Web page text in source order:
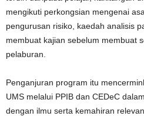
mengikuti perkongsian mengenai
pengurusan risiko, kaedah analisis
membuat kajian sebelum membuat
pelaburan.
Penganjuran program itu
UMS melalui PPIB dan CEDeC
dengan ilmu serta kemahiran